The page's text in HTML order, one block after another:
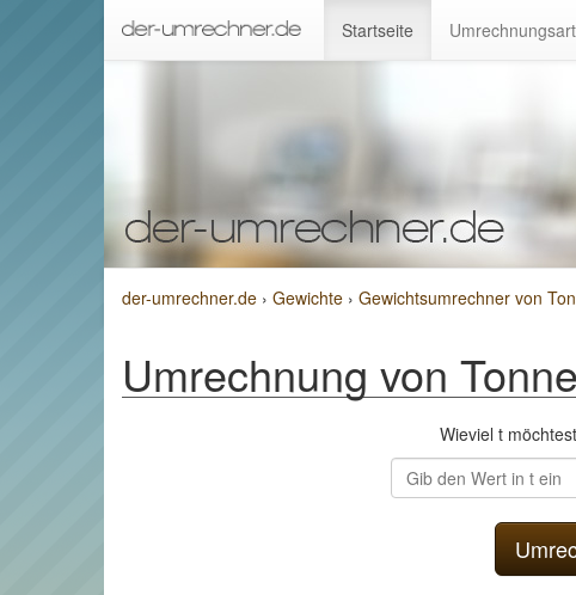
Startseite
der-umrechner.de › Gewichte › Gewichtsumrechner von
Umrechnung von
Wieviel t